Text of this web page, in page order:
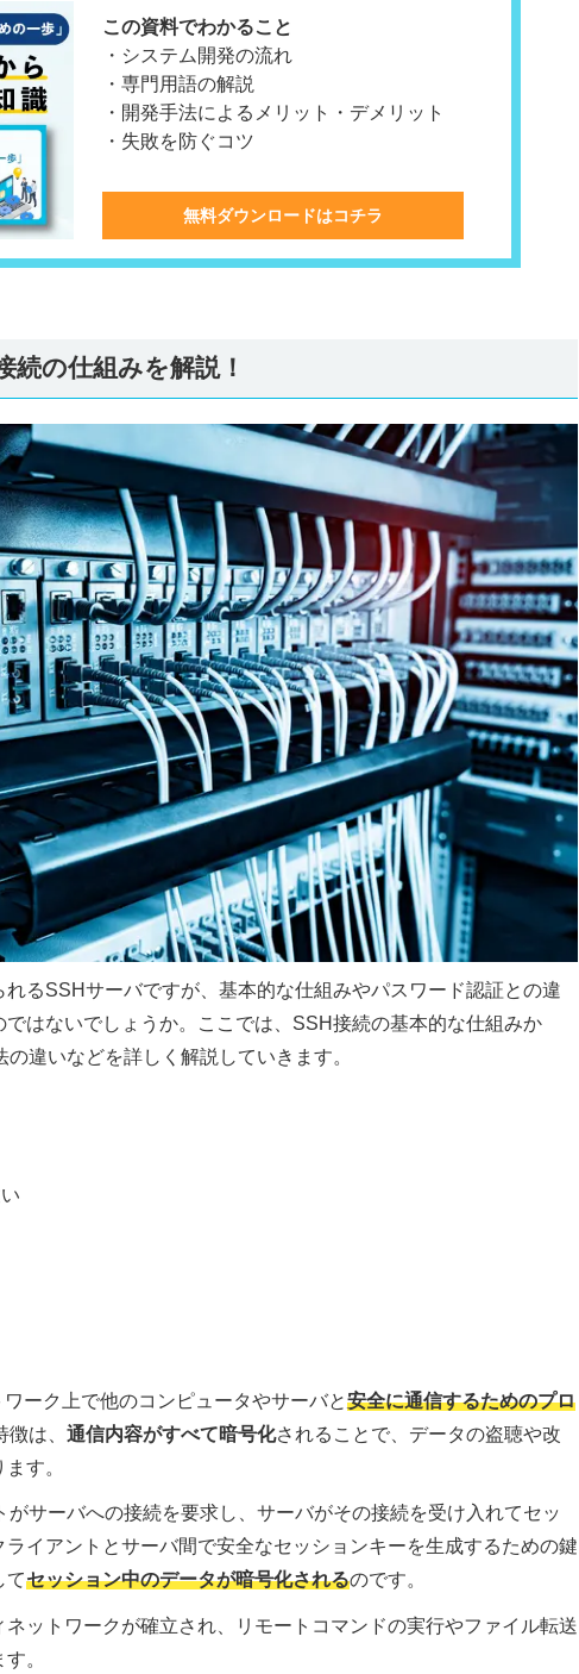
この資料でわかること
・システム開発の流れ
・専門用語の解説
・開発手法によるメリット・デメリット
・失敗を防ぐコツ
無料ダウンロードはコチラ
続の仕組みを解説！
るSSHサーバですが、基本的な仕組みやパスワード認証との違
はないでしょうか。ここでは、SSH接続の基本的な仕組みか
違いなどを詳しく解説していきます。
ーク上で他のコンピュータやサーバと安全に通信するためのプロ
は、 通信内容がすべて暗号化されることで、データの盗聴や改
す。
サーバへの接続を要求し、サーバがその接続を受け入れてセッ
イアントとサーバ間で安全なセッションキーを生成するための鍵
てセッション中のデータが暗号化されるのです。
ットワークが確立され、リモートコマンドの実行やファイル転送
。